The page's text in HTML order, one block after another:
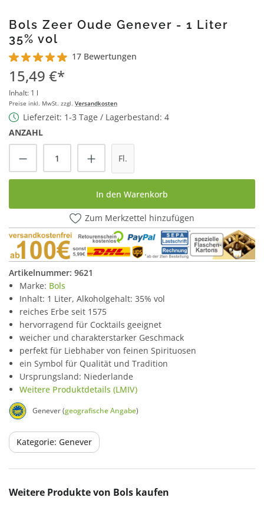
Bols Zeer Oude Genever - 1 Liter
35% vol
Durchschnittliche Bewertung von 4.9 von 5 Sternen
17 Bewertungen
15,49 €*
Inhalt: 1 l
Preise inkl. MwSt. zzgl. Versandkosten
Lieferzeit: 1-3 Tage / Lagerbestand: 4
ANZAHL
Produkt Anzahl: Gib den gewünschten
Fl.
In den Warenkorb
Zum Merkzettel hinzufügen
Artikelnummer: 9621
Marke: Bols
Inhalt: 1 Liter, Alkoholgehalt: 35% vol
reiches Erbe seit 1575
hervorragend für Cocktails geeignet
weicher und charakterstarker Geschmack
perfekt für Liebhaber von feinen Spirituosen
ein Symbol für Qualität und Tradition
Ursprungsland: Niederlande
Weitere Produktdetails (LMIV)
Genever (geografische Angabe)
Kategorie: Genever
Produktgalerie überspringen
Weitere Produkte von Bols kaufen